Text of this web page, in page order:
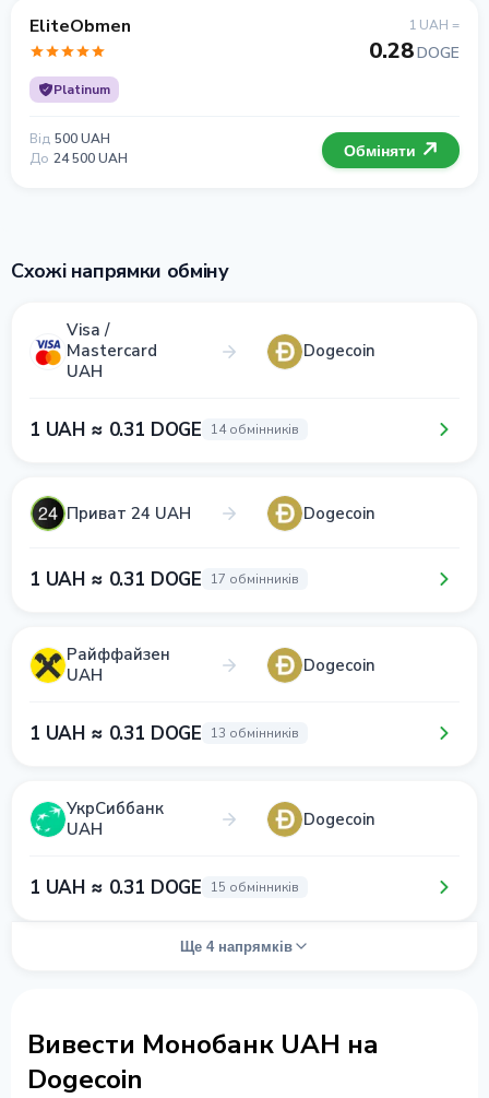
EliteObmen
Platinum
1 UAH =
0.28DOGE
Від 500 UAH
До 24 500 UAH Обміняти
Схожі напрямки обміну
Visa /
Mastercard
UAH
Dogecoin
1 UAH ≈ 0.31 DOGE 14 обмінників
Приват 24 UAH Dogecoin
1 UAH ≈ 0.31 DOGE 17 обмінників
Райффайзен
UAH
Dogecoin
1 UAH ≈ 0.31 DOGE 13 обмінників
УкрСиббанк
UAH
Dogecoin
1 UAH ≈ 0.31 DOGE 15 обмінників
Ще 4 напрямків
Вивести Монобанк UAH на
Dogecoin